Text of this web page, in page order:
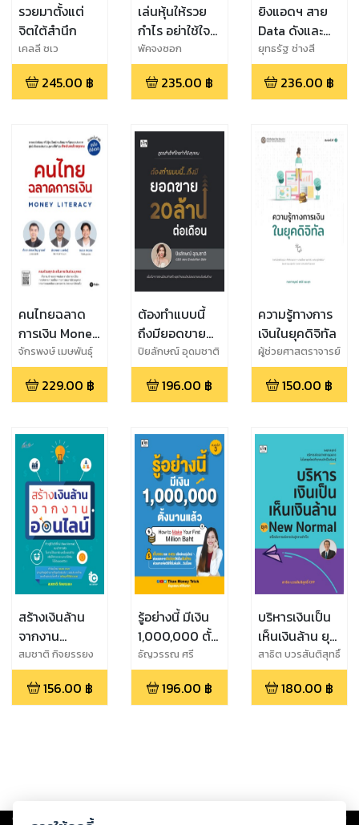
รวยมาตั้งแต่
จิตใต้สำนึก
เคลลี ชเว
245.00 ฿
เล่นหุ้นให้รวย
กำไร อย่าใช้ใจ
นำสมอง
พัคจงซอก
235.00 ฿
ยิงแอดฯ สาย
Data ดังและ
รวยมากจาก
การตลาด
ออนไลน์
ยุทธรัฐ ช่างสี
236.00 ฿
คนไทยฉลาด
การเงิน Money
Literacy (ฉบับ
อัปเดต) (PDF)
จักรพงษ์ เมษพันธุ์
และ ศักดา สรรพ
ปัญญาวงศ์ และ
ถนอม เกตุเอม
229.00 ฿
ต้องทำแบบนี้
ถึงมียอดขาย
20 ล้านต่อ
เดือน
ปิยลักษณ์ อุดมชาติ
196.00 ฿
ความรู้ทางการ
เงินในยุคดิจิทัล
ผู้ช่วยศาสตราจารย์
ดร.กนกกาญจน์
เสน่ห์ นมะหุต
150.00 ฿
สร้างเงินล้าน
จากงาน
ออนไลน์
สมชาติ กิจยรรยง
156.00 ฿
รู้อย่างนี้ มีเงิน
1,000,000 ตั้ง
นานแล้ว พิมพ์
ครั้งที่ 3
ธัญวรรณ ศรี
จันทรา
196.00 ฿
บริหารเงินเป็น
เห็นเงินล้าน ยุค
New Normal
สาธิต บวรสันติสุทธิ์
CFP
180.00 ฿
Copyright © 2026